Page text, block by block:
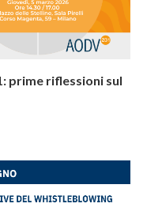
prime riflessioni sul